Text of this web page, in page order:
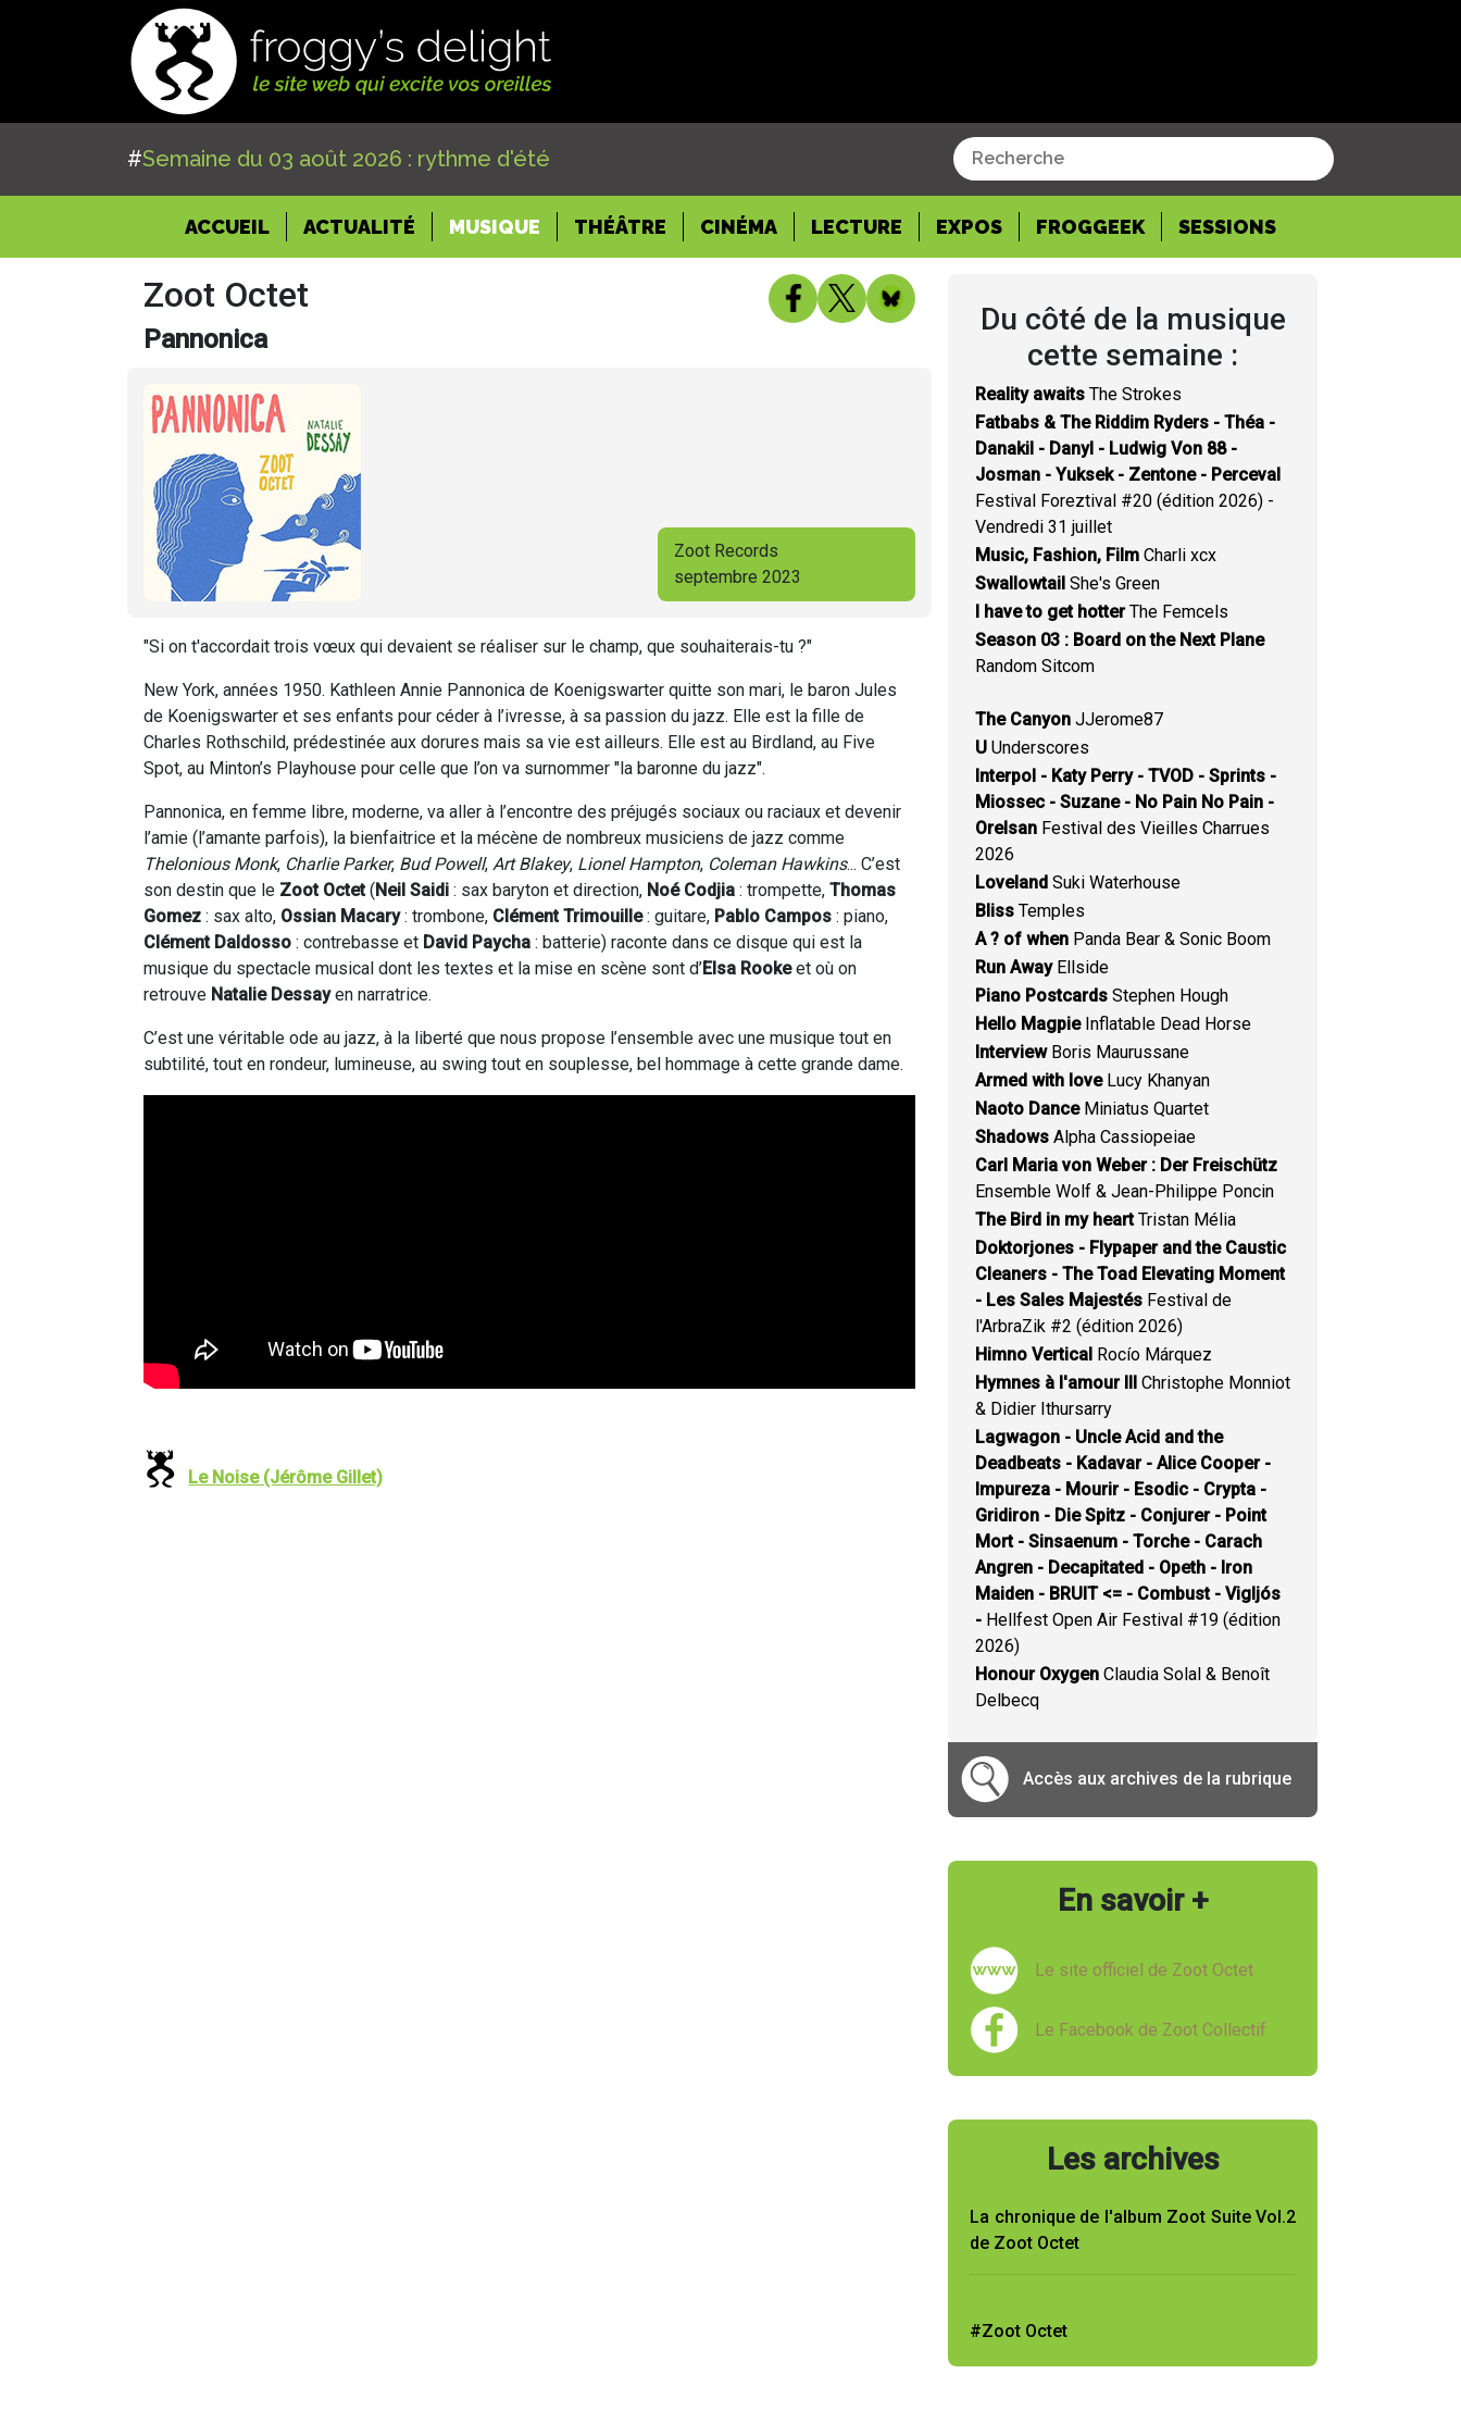
#Semaine du 03 août 2026 : rythme d'été
ACCUEIL(CURRENT)
ACTUALITÉ MUSIQUE THÉÂTRE CINÉMA LECTURE EXPOS FROGGEEK SESSIONS
Zoot Octet
Pannonica
Zoot Records
septembre 2023
"Si on t'accordait trois vœux qui devaient se réaliser sur le champ, que souhaiterais-tu ?"
New York, années 1950. Kathleen Annie Pannonica de Koenigswarter quitte son mari, le baron Jules
de Koenigswarter et ses enfants pour céder à l’ivresse, à sa passion du jazz. Elle est la fille de
Charles Rothschild, prédestinée aux dorures mais sa vie est ailleurs. Elle est au Birdland, au Five
Spot, au Minton’s Playhouse pour celle que l’on va surnommer "la baronne du jazz".
Pannonica, en femme libre, moderne, va aller à l’encontre des préjugés sociaux ou raciaux et devenir
l’amie (l’amante parfois), la bienfaitrice et la mécène de nombreux musiciens de jazz comme
Thelonious Monk, Charlie Parker, Bud Powell, Art Blakey, Lionel Hampton, Coleman Hawkins... C’est
son destin que le Zoot Octet(Neil Saidi : sax baryton et direction, Noé Codjia : trompette, Thomas
Gomez : sax alto, Ossian Macary: trombone, Clément Trimouille: guitare, Pablo Campos : piano,
Clément Daldosso : contrebasse et David Paycha : batterie) raconte dans ce disque qui est la
musique du spectacle musical dont les textes et la mise en scène sont d’Elsa Rookeet où on
retrouve Natalie Dessayen narratrice.
C’est une véritable ode au jazz, à la liberté que nous propose l’ensemble avec une musique tout en
subtilité, tout en rondeur, lumineuse, au swing tout en souplesse, bel hommage à cette grande dame.
Le Noise (Jérôme Gillet)
Du côté de la musique
cette semaine :
Reality awaits The Strokes
Fatbabs & The Riddim Ryders - Théa -
Danakil - Danyl - Ludwig Von 88 -
Josman - Yuksek - Zentone - Perceval
Festival Foreztival #20 (édition 2026) -
Vendredi 31 juillet
Music, Fashion, Film Charli xcx
Swallowtail She's Green
I have to get hotterThe Femcels
Season 03 : Board on the Next Plane
Random Sitcom
The Canyon JJerome87
U Underscores
Interpol - Katy Perry - TVOD - Sprints -
Miossec - Suzane - No Pain No Pain -
Orelsan Festival des Vieilles Charrues
2026
Loveland Suki Waterhouse
Bliss Temples
A ? of when Panda Bear & Sonic Boom
Run AwayEllside
Piano Postcards Stephen Hough
Hello MagpieInflatable Dead Horse
InterviewBoris Maurussane
Armed with loveLucy Khanyan
Naoto DanceMiniatus Quartet
Shadows Alpha Cassiopeiae
Carl Maria von Weber : Der Freischütz
Ensemble Wolf & Jean-Philippe Poncin
The Bird in my heartTristan Mélia
Doktorjones - Flypaper and the Caustic
Cleaners - The Toad Elevating Moment
- Les Sales Majestés Festival de
l'ArbraZik #2 (édition 2026)
Himno Vertical Rocío Márquez
Hymnes à l'amour III Christophe Monniot
& Didier Ithursarry
Lagwagon - Uncle Acid and the
Deadbeats - Kadavar - Alice Cooper -
Impureza - Mourir - Esodic - Crypta -
Gridiron - Die Spitz - Conjurer - Point
Mort - Sinsaenum - Torche - Carach
Angren - Decapitated - Opeth - Iron
Maiden - BRUIT <= - Combust - Vigljós
- Hellfest Open Air Festival #19 (édition
2026)
Honour Oxygen Claudia Solal & Benoît
Delbecq
Accès aux archives de la rubrique
En savoir +
Le site officiel de Zoot Octet
Le Facebook de Zoot Collectif
Les archives
La chronique de l'album Zoot Suite Vol.2
de Zoot Octet
#Zoot Octet